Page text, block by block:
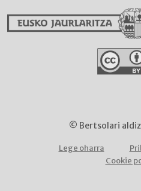
© Bertsolari
Lege oharra
Cookie